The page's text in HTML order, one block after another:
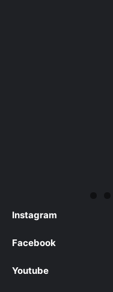
Instagram
Facebook
Youtube